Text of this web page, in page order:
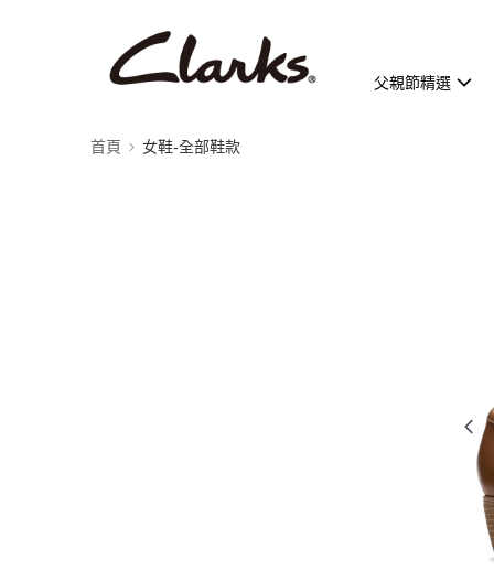
父親節精選
首頁 女鞋-全部鞋款